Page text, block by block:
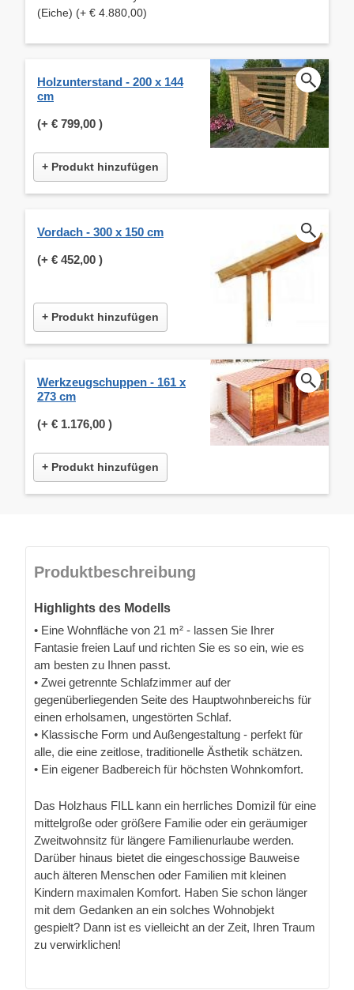
(Eiche) (+ € 4.880,00)
Holzunterstand - 200 x 144
cm
(+ € 799,00 )
+ Produkt hinzufügen
Vordach - 300 x 150 cm
(+ € 452,00 )
+ Produkt hinzufügen
Werkzeugschuppen - 161 x
273 cm
(+ € 1.176,00 )
+ Produkt hinzufügen
Produktbeschreibung
Highlights des Modells
• Eine Wohnfläche von 21 m² - lassen Sie Ihrer
Fantasie freien Lauf und richten Sie es so ein, wie es
am besten zu Ihnen passt.
• Zwei getrennte Schlafzimmer auf der
gegenüberliegenden Seite des Hauptwohnbereichs für
einen erholsamen, ungestörten Schlaf.
• Klassische Form und Außengestaltung - perfekt für
alle, die eine zeitlose, traditionelle Ästhetik schätzen.
• Ein eigener Badbereich für höchsten Wohnkomfort.
Das Holzhaus FILL kann ein herrliches Domizil für eine
mittelgroße oder größere Familie oder ein geräumiger
Zweitwohnsitz für längere Familienurlaube werden.
Darüber hinaus bietet die eingeschossige Bauweise
auch älteren Menschen oder Familien mit kleinen
Kindern maximalen Komfort. Haben Sie schon länger
mit dem Gedanken an ein solches Wohnobjekt
gespielt? Dann ist es vielleicht an der Zeit, Ihren Traum
zu verwirklichen!